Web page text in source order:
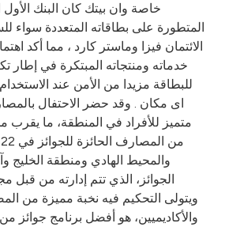
خاصة وان بيتك كان البنك الأول
المتطورة على بطاقاته المتعددة سواء
الائتمان فيزا وماستر كارد ، مما أكد
خدماته ومنتجاته المبتكرة في إطار
اى مكان . وقد حضر الاحتفال
والمحيط الهادي ومنطقة الخليج
الجوائز، الذي تتم إدارته من قبل
ويتولى التحكيم فيه نخبة مميزة من
والأكاديميين، هو أفضل برنامج جوائز